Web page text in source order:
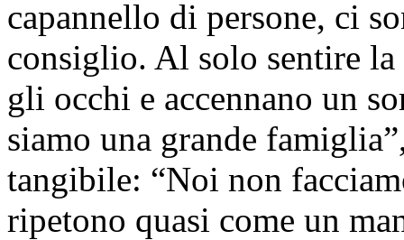
capannello di persone, ci
consiglio. Al solo sentire la
gli occhi e accennano un
siamo una grande
tangibile: “Noi non
ripetono quasi come un